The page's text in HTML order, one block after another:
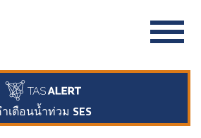
เตือนน้ำท่วม SES